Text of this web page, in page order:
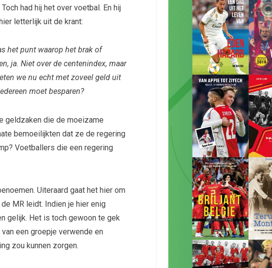
had hij het over voetbal. En hij
letterlijk uit de krant:
het punt waarop het brak of
ja. Niet over de centenindex, maar
we nu echt met zoveel geld uit
moet besparen?
geldzaken die de moeizame
bemoeilijkten dat ze de regering
Voetballers die een regering
Uiteraard gaat het hier om
MR leidt. Indien je hier enig
gelijk. Het is toch gewoon te gek
een groepje verwende en
zou kunnen zorgen.